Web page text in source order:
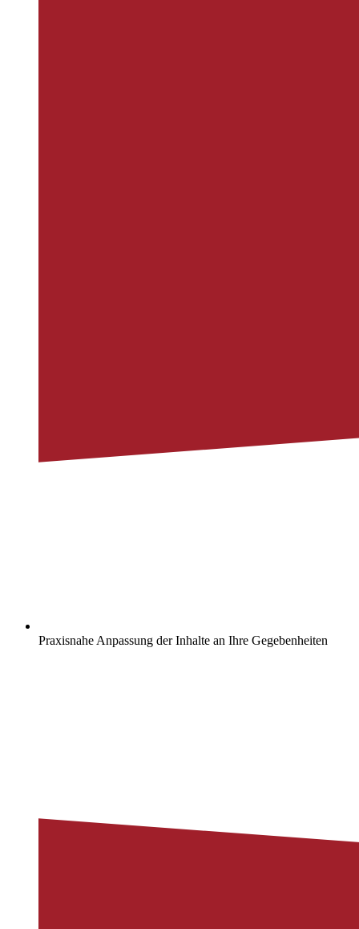
Praxisnahe Anpassung der Inhalte an Ihre Gegebenheiten